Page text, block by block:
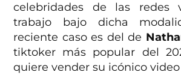
celebridades de las redes
trabajo bajo dicha
reciente caso es del de
tiktoker más popular del
quiere vender su icónico video